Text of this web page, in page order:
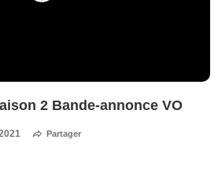
2 Bande-annonce VO
Partager